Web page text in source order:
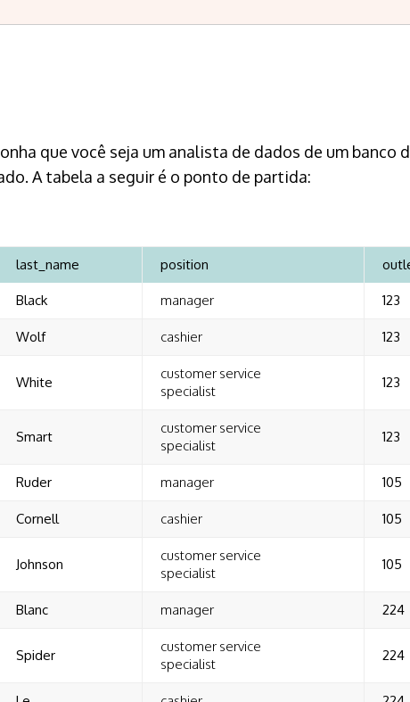
que você seja um analista de dados de um banco
A tabela a seguir é o ponto de partida:
last_name position
Black manager 123
Wolf cashier 123
White
customer service
specialist
123
Smart
customer service
specialist
123
Ruder manager 105
Cornell cashier 105
Johnson
customer service
specialist
105
Blanc manager 224
Spider
customer service
specialist
224